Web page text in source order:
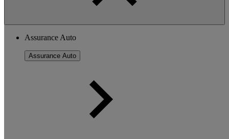
Assurance Auto
Assurance Auto